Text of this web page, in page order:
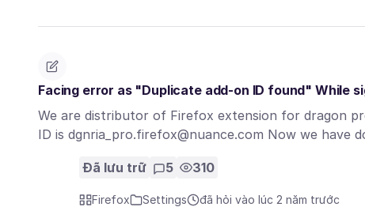
Facing error as "Duplicate add-on ID found" While
We are distributor of Firefox extension for dragon
ID is dgnria_pro.firefox@nuance.com Now we have
Đã lưu trữ 5 310
Firefox Settings đã hỏi vào lúc 2 năm trước